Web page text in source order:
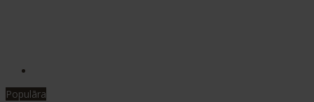
Populāra